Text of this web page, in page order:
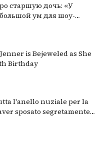
старшую дочь: «У
ум для шоу-
is Bejeweled as She
Birthday
l'anello nuziale per la
sposato segretamente